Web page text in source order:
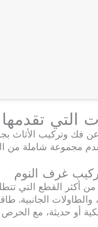
التي
عن فك وتركيب الأثاث
مجموعة شاملة من
أكثر القطع التي
والطاولات
أو حديثة، مع